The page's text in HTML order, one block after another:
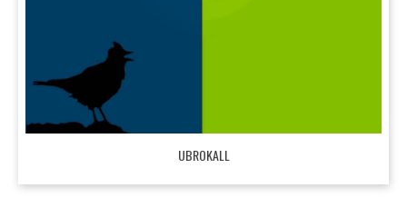
UBROKALL